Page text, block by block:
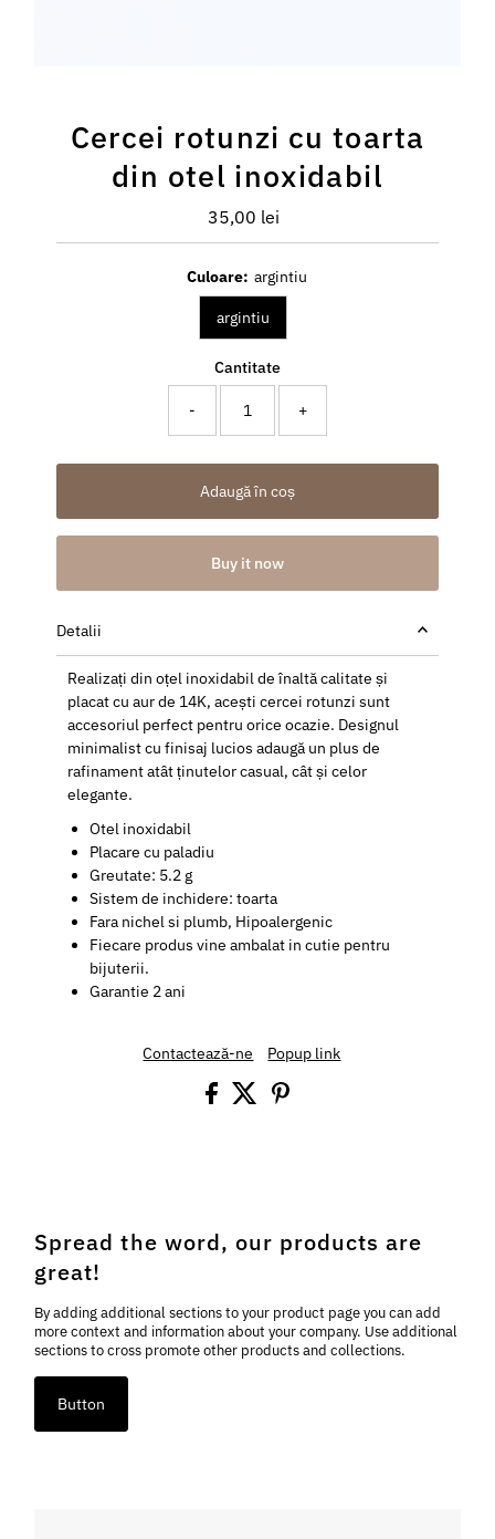
Cercei rotunzi cu toarta
din otel inoxidabil
Preț
întreg
35,00 lei
Culoare: argintiu
argintiu
Cantitate
- +
Adaugă în coș
Buy it now
Detalii
Realizați din oțel inoxidabil de înaltă calitate și
placat cu aur de 14K, acești cercei rotunzi sunt
accesoriul perfect pentru orice ocazie. Designul
minimalist cu finisaj lucios adaugă un plus de
rafinament atât ținutelor casual, cât și celor
elegante.
Otel inoxidabil
Placare cu paladiu
Greutate: 5.2 g
Sistem de inchidere: toarta
Fara nichel si plumb, Hipoalergenic
Fiecare produs vine ambalat in cutie pentru
bijuterii.
Garantie 2 ani
Contactează-ne Popup link
Spread the word, our products are
great!
By adding additional sections to your product page you can add
more context and information about your company. Use additional
sections to cross promote other products and collections.
Button